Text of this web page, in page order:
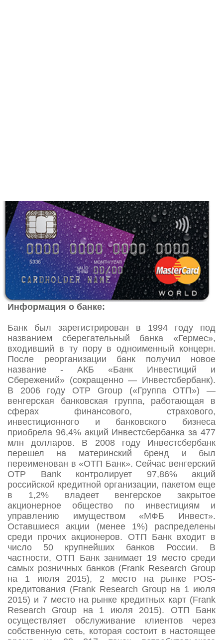
Информация о банке:
Банк был зарегистрирован в 1994 году под
названием сберегательный банка «Гермес»,
входивший в ту пору в одноименный концерн.
После реорганизации банк получил новое
название - АКБ «Банк Инвестиций и
Сбережений» (сокращенно — Инвестсбербанк).
В 2006 году OTP Group («Группа ОТП») —
венгерская банковская группа, работающая в
сферах финансового, страхового,
инвестиционного и банковского бизнеса
приобрела 96,4% акций Инвестсбербанка за 477
млн долларов. В 2008 году Инвестсбербанк
перешел на материнский бренд и был
переименован в «ОТП Банк». Сейчас венгерский
OTP Bank контролирует 97,86% акций
российской кредитной организации, пакетом еще
в 1,2% владеет венгерское закрытое
акционерное общество по инвестициям и
управлению имуществом «МФБ Инвест».
Оставшиеся акции (менее 1%) распределены
среди прочих акционеров. ОТП Банк входит в
число 50 крупнейших банков России. В
частности, ОТП Банк занимает 19 место среди
самых розничных банков (Frank Research Group
на 1 июля 2015), 2 место на рынке POS-
кредитования (Frank Research Group на 1 июля
2015) и 7 место на рынке кредитных карт (Frank
Research Group на 1 июля 2015). ОТП Банк
осуществляет обслуживание клиентов через
собственную сеть, которая состоит в настоящее